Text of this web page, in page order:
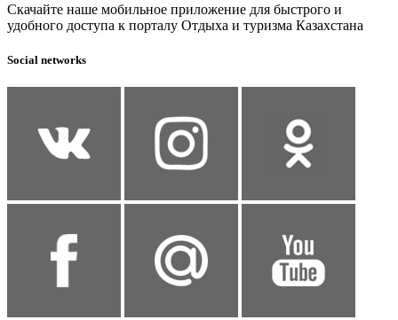
Скачайте наше мобильное приложение для быстрого и
удобного доступа к порталу Отдыха и туризма Казахстана
Social networks